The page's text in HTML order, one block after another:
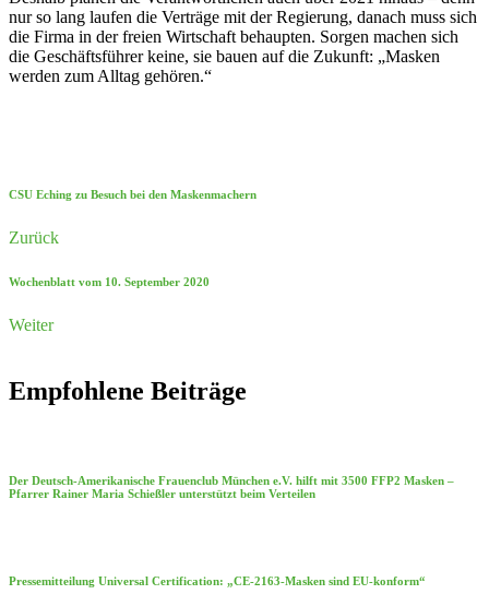
nur so lang laufen die Verträge mit der Regierung, danach muss sich
die Firma in der freien Wirtschaft behaupten. Sorgen machen sich
die Geschäftsführer keine, sie bauen auf die Zukunft: „Masken
werden zum Alltag gehören.“
CSU Eching zu Besuch bei den Maskenmachern
Zurück
Wochenblatt vom 10. September 2020
Weiter
Empfohlene Beiträge
Der Deutsch-Amerikanische Frauenclub München e.V. hilft mit 3500 FFP2 Masken –
Pfarrer Rainer Maria Schießler unterstützt beim Verteilen
Pressemitteilung Universal Certification: „CE-2163-Masken sind EU-konform“